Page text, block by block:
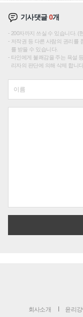
기사댓글0개
200자까지 쓰실 수 있습니다. (
저작권 등 다른 사람의 권리를
를 받을 수 있습니다.
타인에게 불쾌감을 주는 욕설
리자의 판단에 의해 삭제 합니
회사소개 윤리강